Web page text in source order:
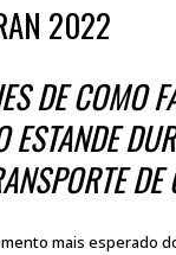
2022
DE COMO
ESTANDE
mais esperado